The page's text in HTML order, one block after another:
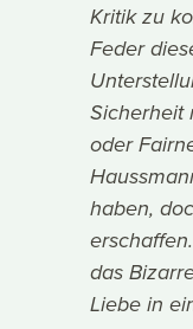
Kritik zu
Feder
Sicherheit
oder
haben,
das
Liebe in